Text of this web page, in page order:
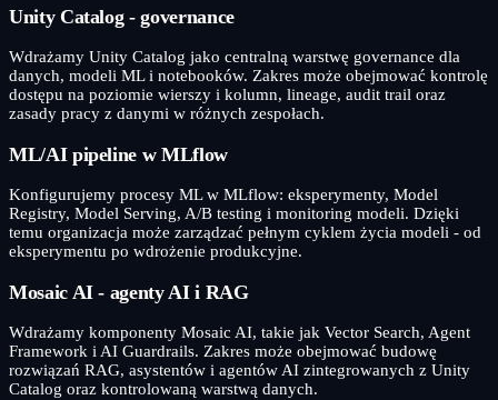
Unity Catalog - governance
Wdrażamy Unity Catalog jako centralną warstwę governance dla
danych, modeli ML i notebooków. Zakres może obejmować kontrolę
dostępu na poziomie wierszy i kolumn, lineage, audit trail oraz
zasady pracy z danymi w różnych zespołach.
ML/AI pipeline w MLflow
Konfigurujemy procesy ML w MLflow: eksperymenty, Model
Registry, Model Serving, A/B testing i monitoring modeli. Dzięki
temu organizacja może zarządzać pełnym cyklem życia modeli - od
eksperymentu po wdrożenie produkcyjne.
Mosaic AI - agenty AI i RAG
Wdrażamy komponenty Mosaic AI, takie jak Vector Search, Agent
Framework i AI Guardrails. Zakres może obejmować budowę
rozwiązań RAG, asystentów i agentów AI zintegrowanych z Unity
Catalog oraz kontrolowaną warstwą danych.